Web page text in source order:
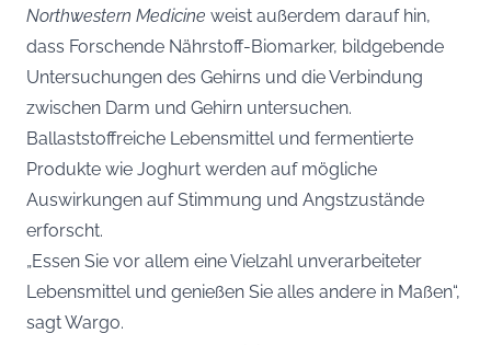
Northwestern Medicine weist außerdem darauf hin,
dass Forschende Nährstoff-Biomarker, bildgebende
Untersuchungen des Gehirns und die Verbindung
zwischen Darm und Gehirn untersuchen.
Ballaststoffreiche Lebensmittel und fermentierte
Produkte wie Joghurt werden auf mögliche
Auswirkungen auf Stimmung und Angstzustände
erforscht.
„Essen Sie vor allem eine Vielzahl unverarbeiteter
Lebensmittel und genießen Sie alles andere in Maßen“,
sagt Wargo.